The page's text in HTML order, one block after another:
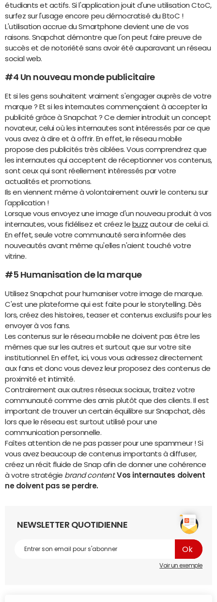
étudiants et actifs. Si l'application jouit d'une utilisation CtoC,
surfez sur l'usage encore peu démocratisé du BtoC !
L'utilisation accrue du Smartphone devient une de vos
raisons. Snapchat démontre que l'on peut faire preuve de
succès et de notoriété sans avoir été auparavant un réseau
social web.
#4 Un nouveau monde publicitaire
Et si les gens souhaitent vraiment s'engager auprès de votre
marque ? Et si les internautes commençaient à accepter la
publicité grâce à Snapchat ? Ce dernier introduit un concept
novateur, celui où les internautes sont intéressés par ce que
vous avez à dire et à offrir. En effet, le réseau mobile
propose des publicités très ciblées. Vous comprendrez que
les internautes qui acceptent de réceptionner vos contenus,
sont ceux qui sont réellement intéressés par votre
actualités et promotions.
Ils en viennent même à volontairement ouvrir le contenu sur
l'application !
Lorsque vous envoyez une image d'un nouveau produit à vos
internautes, vous fidélisez et créez le buzz autour de celui ci.
En effet, seule votre communauté sera informée des
nouveautés avant même qu'elles n'aient touché votre
vitrine.
#5 Humanisation de la marque
Utilisez Snapchat pour humaniser votre image de marque.
C'est une plateforme qui est faite pour le storytelling. Dès
lors, créez des histoires, teaser et contenus exclusifs pour les
envoyer à vos fans.
Les contenus sur le réseau mobile ne doivent pas être les
mêmes que sur les autres et surtout que sur votre site
institutionnel. En effet, ici, vous vous adressez directement
aux fans et donc vous devez leur proposez des contenus de
proximité et intimité.
Contrairement aux autres réseaux sociaux, traitez votre
communauté comme des amis plutôt que des clients. Il est
important de trouver un certain équilibre sur Snapchat, dès
lors que le réseau est surtout utilisé pour une
communication personnelle.
Faîtes attention de ne pas passer pour une spammeur ! Si
vous avez beaucoup de contenus importants à diffuser,
créez un récit fluide de Snap afin de donner une cohérence
à votre stratégie brand content.Vos internautes doivent
ne doivent pas se perdre.
NEWSLETTER QUOTIDIENNE
Voir un exemple